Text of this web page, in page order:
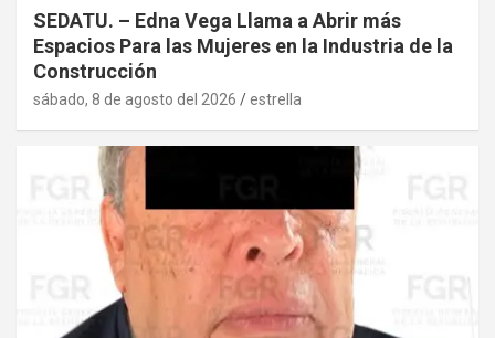
SEDATU. – Edna Vega Llama a Abrir más
Espacios Para las Mujeres en la Industria de la
Construcción
sábado, 8 de agosto del 2026 estrella